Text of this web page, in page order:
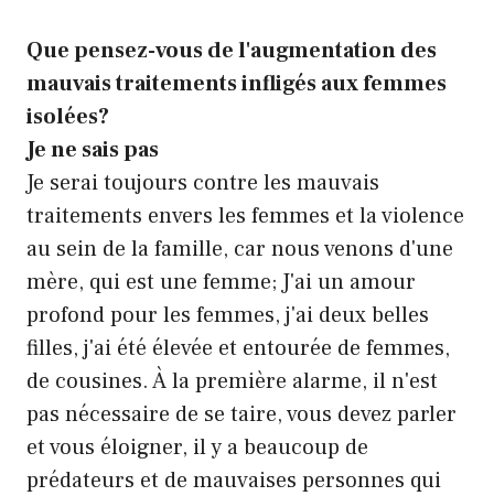
Que pensez-vous de l'augmentation des
mauvais traitements infligés aux femmes
isolées?
Je ne sais pas
Je serai toujours contre les mauvais
traitements envers les femmes et la violence
au sein de la famille, car nous venons d'une
mère, qui est une femme; J'ai un amour
profond pour les femmes, j'ai deux belles
filles, j'ai été élevée et entourée de femmes,
de cousines. À la première alarme, il n'est
pas nécessaire de se taire, vous devez parler
et vous éloigner, il y a beaucoup de
prédateurs et de mauvaises personnes qui